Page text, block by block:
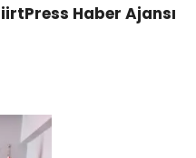
Haber Ajansı